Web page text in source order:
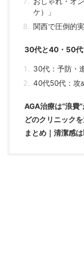
ケ）」
関西で圧倒的
30代と40・50代
30代：予防・
40代50代：攻
AGA治療は“浪費
どのクリニック
まとめ｜清潔感